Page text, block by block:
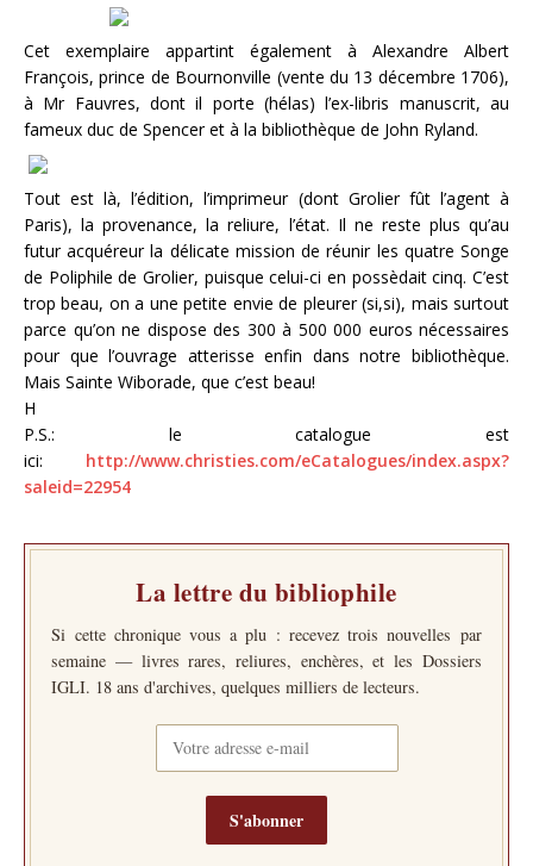
Cet exemplaire appartint également à Alexandre Albert
François, prince de Bournonville (vente du 13 décembre 1706),
à Mr Fauvres, dont il porte (hélas) l’ex-libris manuscrit, au
fameux duc de Spencer et à la bibliothèque de John Ryland.
Tout est là, l’édition, l’imprimeur (dont Grolier fût l’agent à
Paris), la provenance, la reliure, l’état. Il ne reste plus qu’au
futur acquéreur la délicate mission de réunir les quatre Songe
de Poliphile de Grolier, puisque celui-ci en possèdait cinq. C’est
trop beau, on a une petite envie de pleurer (si,si), mais surtout
parce qu’on ne dispose des 300 à 500 000 euros nécessaires
pour que l’ouvrage atterisse enfin dans notre bibliothèque.
Mais Sainte Wiborade, que c’est beau!
H
P.S.: le catalogue est
ici: http://www.christies.com/eCatalogues/index.aspx?
saleid=22954
La lettre du bibliophile
Si cette chronique vous a plu : recevez trois nouvelles par
semaine — livres rares, reliures, enchères, et les Dossiers
IGLI. 18 ans d'archives, quelques milliers de lecteurs.
S'abonner